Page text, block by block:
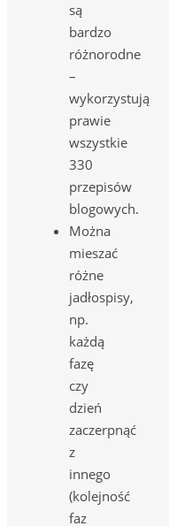
są
bardzo
różnorodne
–
wykorzystują
prawie
wszystkie
330
przepisów
blogowych.
Można
mieszać
różne
jadłospisy,
np.
każdą
fazę
czy
dzień
zaczerpnąć
z
innego
(kolejność
faz